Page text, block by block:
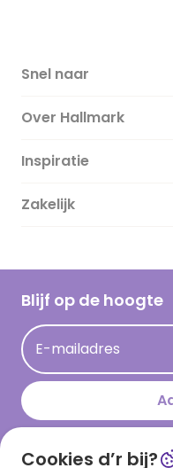
Snel naar
Over Hallmark
Over ons
Duurzaamheid
Hallmark Kaartclub
Acties
Persberichten
Hallmark en
Inspiratie
Magazine
Cadeau inspiratie
Kaartinspiratie
Zakelijk
Blijf op de hoogte
E-mailadres
Cookies d’r bij?